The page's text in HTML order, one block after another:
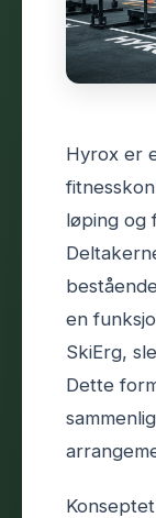
Hyrox er
løping og
en
SkiErg,
Dette